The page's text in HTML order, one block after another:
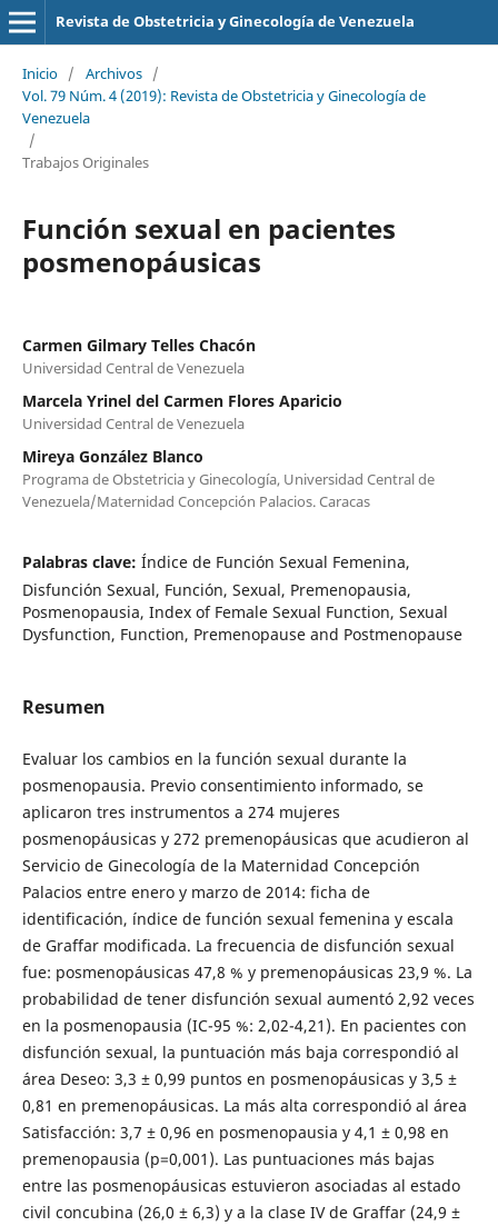
Revista de Obstetricia y Ginecología de Venezuela
Inicio / Archivos /
Vol. 79 Núm. 4 (2019): Revista de Obstetricia y Ginecología de
Venezuela
/
Trabajos Originales
Función sexual en pacientes
posmenopáusicas
Carmen Gilmary Telles Chacón
Universidad Central de Venezuela
Marcela Yrinel del Carmen Flores Aparicio
Universidad Central de Venezuela
Mireya González Blanco
Programa de Obstetricia y Ginecología, Universidad Central de
Venezuela/Maternidad Concepción Palacios. Caracas
Palabras clave: Índice de Función Sexual Femenina,
Disfunción Sexual, Función, Sexual, Premenopausia,
Posmenopausia, Index of Female Sexual Function, Sexual
Dysfunction, Function, Premenopause and Postmenopause
Resumen
Evaluar los cambios en la función sexual durante la
posmenopausia. Previo consentimiento informado, se
aplicaron tres instrumentos a 274 mujeres
posmenopáusicas y 272 premenopáusicas que acudieron al
Servicio de Ginecología de la Maternidad Concepción
Palacios entre enero y marzo de 2014: ficha de
identificación, índice de función sexual femenina y escala
de Graffar modificada. La frecuencia de disfunción sexual
fue: posmenopáusicas 47,8 % y premenopáusicas 23,9 %. La
probabilidad de tener disfunción sexual aumentó 2,92 veces
en la posmenopausia (IC-95 %: 2,02-4,21). En pacientes con
disfunción sexual, la puntuación más baja correspondió al
área Deseo: 3,3 ± 0,99 puntos en posmenopáusicas y 3,5 ±
0,81 en premenopáusicas. La más alta correspondió al área
Satisfacción: 3,7 ± 0,96 en posmenopausia y 4,1 ± 0,98 en
premenopausia (p=0,001). Las puntuaciones más bajas
entre las posmenopáusicas estuvieron asociadas al estado
civil concubina (26,0 ± 6,3) y a la clase IV de Graffar (24,9 ±